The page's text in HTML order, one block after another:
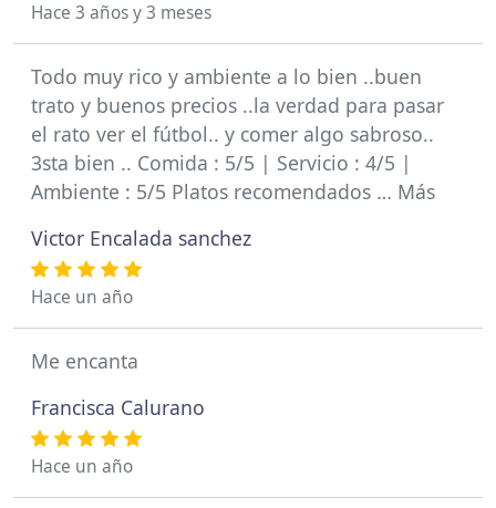
Hace 3 años y 3 meses
Todo muy rico y ambiente a lo bien ..buen
trato y buenos precios ..la verdad para pasar
el rato ver el fútbol.. y comer algo sabroso..
3sta bien .. Comida : 5/5 | Servicio : 4/5 |
Ambiente : 5/5 Platos recomendados … Más
Victor Encalada sanchez
Hace un año
Me encanta
Francisca Calurano
Hace un año